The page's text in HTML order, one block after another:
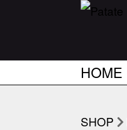
HOME
SHOP